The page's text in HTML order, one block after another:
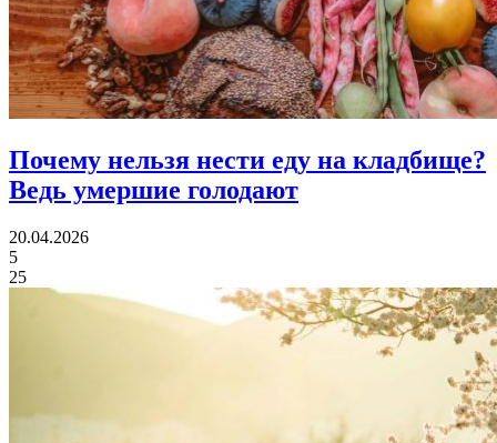
Почему нельзя нести еду на кладбище?
Ведь умершие голодают
20.04.2026
5
25